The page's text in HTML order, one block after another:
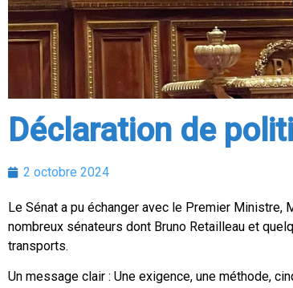
Déclaration de
2 octobre 2024
Le Sénat a pu échanger avec le Premier Ministre,
nombreux sénateurs dont Bruno Retailleau et
transports.
Un message clair : Une exigence, une méthode,